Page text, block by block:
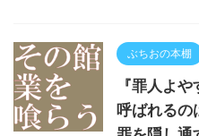
ぶちおの本棚
『罪人よ
呼ばれるの